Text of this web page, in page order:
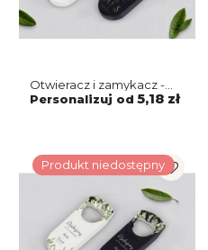
Otwieracz i zamykacz -
Fiori Motyw 4
Personalizuj od 5,18 zł
Produkt niedostępny